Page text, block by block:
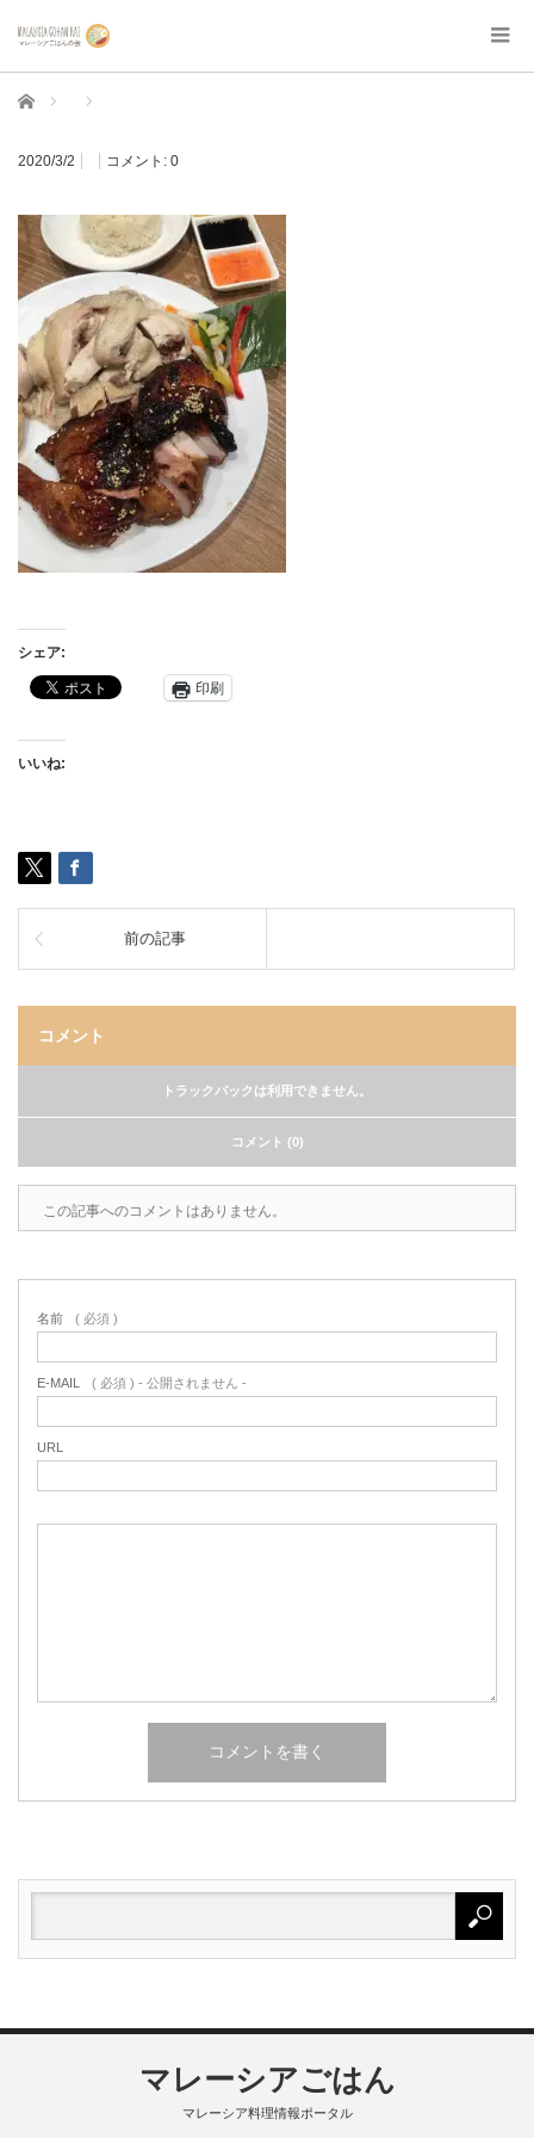
ホーム
2020/3/2 コメント: 0
シェア:
印刷
いいね:
前の記事
コメント
トラックバックは利用できません。
コメント (0)
この記事へのコメントはありません。
名前 ( 必須 )
E-MAIL ( 必須 ) - 公開されません -
URL
マレーシアごはん
マレーシア料理情報ポータル